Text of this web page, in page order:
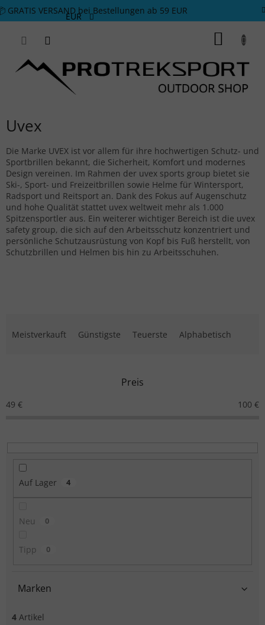
Zum Inhalt springen
GRATIS VERSAND bei Bestellungen ab 59 EUR
EUR
Uvex
Die Marke UVEX ist vor allem für ihre hochwertigen Schutz- und
Sportbrillen bekannt, die Sicherheit, Komfort und modernes
Design vereinen. Im Rahmen der uvex sports group bietet sie
Ski-, Sport- und Freizeitbrillen sowie Helme für Wintersport,
Radsport und Reitsport an. Dank des Fokus auf Augenschutz
und hohe Qualität stattet uvex weltweit mehr als 1.000
Spitzensportler aus. Ein weiterer wichtiger Bereich ist die uvex
safety group, die sich auf den Arbeitsschutz konzentriert und
persönliche Schutzausrüstung von Kopf bis Fuß herstellt, von
Schutzbrillen und Helmen bis hin zu Arbeitsschuhen.
Meistverkauft Günstigste Teuerste Alphabetisch
Preis
49 € 100 €
Auf Lager 4
Neu 0
Tipp 0
Marken
4 Artikel